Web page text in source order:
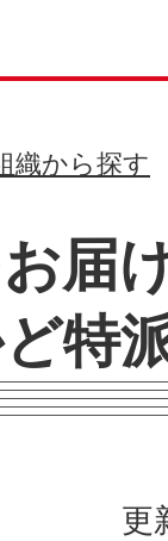
織から探す
届
特
更